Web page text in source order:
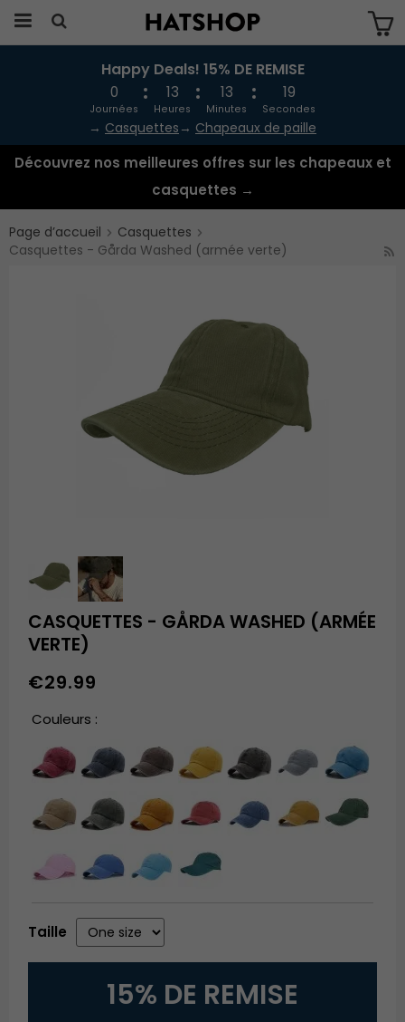
Produkten har blivit tillagd i varukorgen
Happy Deals! 15% DE REMISE
0
Journées
13
Heures
13
Minutes
19
Secondes
→ Casquettes → Chapeaux de paille
Découvrez nos meilleures offres sur les chapeaux et
casquettes →
Page d’accueil
Casquettes
Casquettes - Gårda Washed (armée verte)
CASQUETTES - GÅRDA WASHED (ARMÉE
VERTE)
€29.99
Couleurs :
Taille
15% DE REMISE